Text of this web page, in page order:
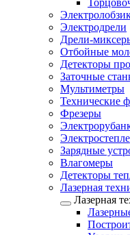
Электродрели
Дрели-
Отбойные
Детекторы
Заточные
Мультиметры
Технические
Фрезеры
Зарядные
Влагомеры
Детекторы
Лазерная
Лазерная